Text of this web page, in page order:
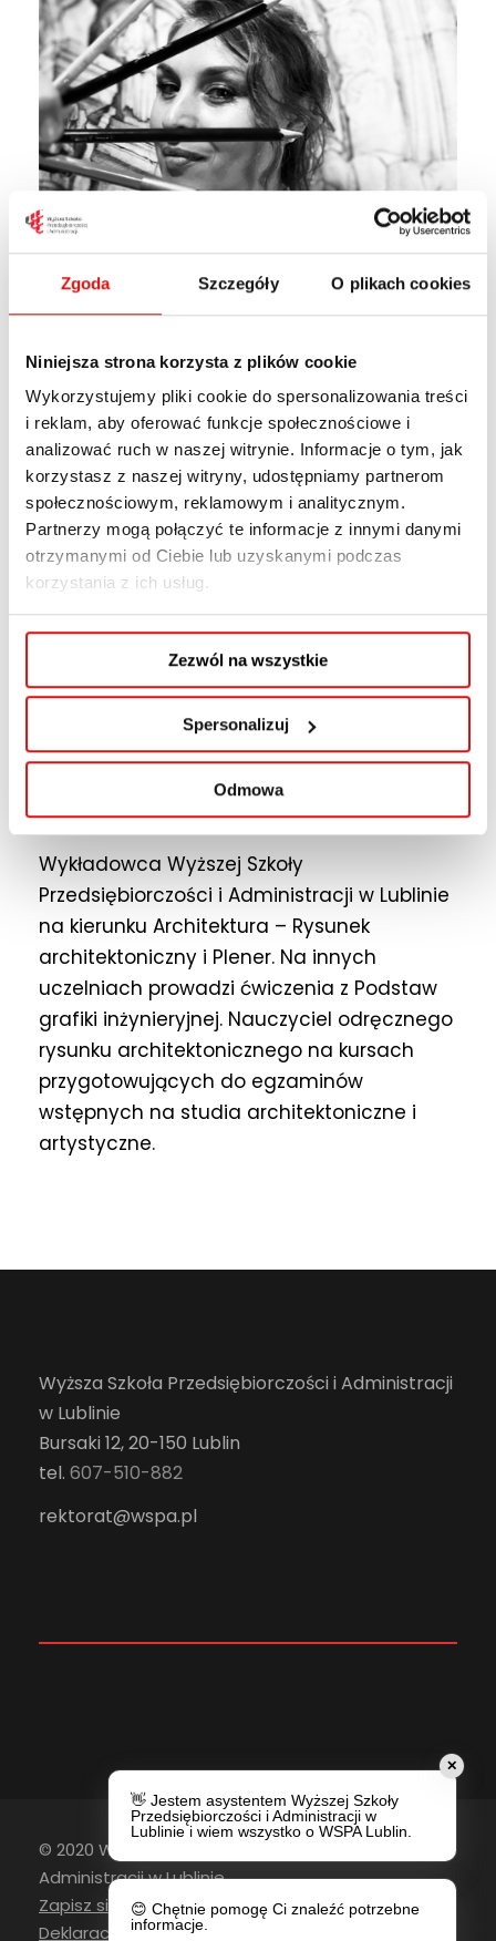
Zgoda Szczegóły O plikach cookies
Niniejsza strona korzysta z plików cookie
Wykorzystujemy pliki cookie do spersonalizowania treści
i reklam, aby oferować funkcje społecznościowe i
analizować ruch w naszej witrynie. Informacje o tym, jak
korzystasz z naszej witryny, udostępniamy partnerom
społecznościowym, reklamowym i analitycznym.
Partnerzy mogą połączyć te informacje z innymi danymi
otrzymanymi od Ciebie lub uzyskanymi podczas
korzystania z ich usług.
Zezwól na wszystkie
Spersonalizuj
Odmowa
mgr inż. arch.
Aleksandra
Kasprzak-
Kożuchowska
Wykładowca na kierunkach
Architektura, Projektowanie wnętrz
Starszy architekt w „Kożuchowski
Architekci”, a także w międzynarodowym
konsorcjum „10 illusions”.
Wykładowca Wyższej Szkoły
Przedsiębiorczości i Administracji w Lublinie
na kierunku Architektura – Rysunek
architektoniczny i Plener. Na innych
uczelniach prowadzi ćwiczenia z Podstaw
grafiki inżynieryjnej. Nauczyciel odręcznego
rysunku architektonicznego na kursach
przygotowujących do egzaminów
wstępnych na studia architektoniczne i
artystyczne.
Wyższa Szkoła Przedsiębiorczości i Administracji
w Lublinie
Bursaki 12, 20-150 Lublin
tel. 607-510-882
rektorat@wspa.pl
© 2020 Wyższa Szkoła Przedsiębiorczości i
Administracji w Lublinie
Zapisz się do newslettera
Deklaracja Dostępności
✕
👋 Jestem asystentem Wyższej Szkoły
Przedsiębiorczości i Administracji w
Lublinie i wiem wszystko o WSPA Lublin.
😊 Chętnie pomogę Ci znaleźć potrzebne
informacje.